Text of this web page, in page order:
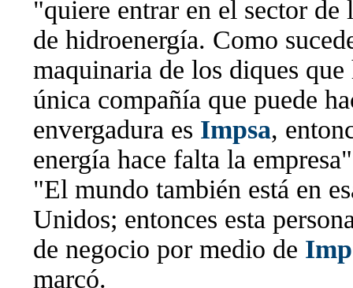
"quiere entrar en el sector de
de hidroenergía. Como
maquinaria de los diques
única compañía que puede
envergadura es Impsa,
energía hace falta la
"El mundo también está en
Unidos; entonces esta
de negocio por medio de
marcó.